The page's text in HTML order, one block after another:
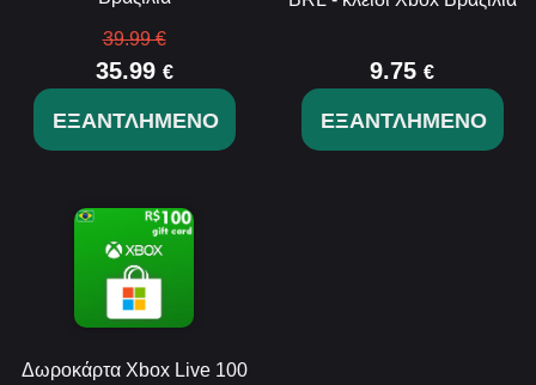
39.99 €
35.99 €
ΕΞΑΝΤΛΗΜΈΝΟ
9.75 €
ΕΞΑΝΤΛΗΜΈΝΟ
Δωροκάρτα Xbox Live 100